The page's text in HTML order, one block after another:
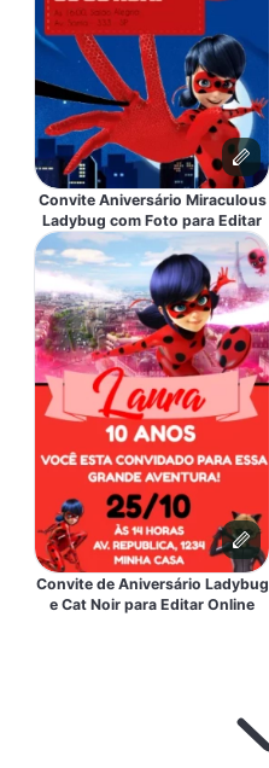
Convite Aniversário Miraculous
Ladybug com Foto para Editar
Convite de Aniversário Ladybug
e Cat Noir para Editar Online